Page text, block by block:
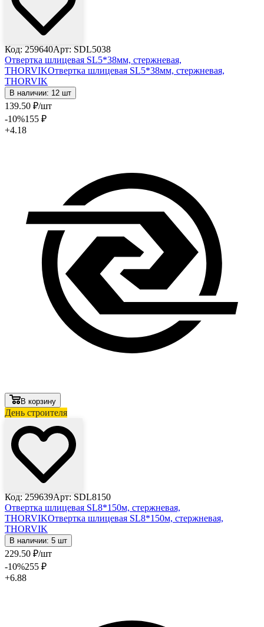
Код: 259640Арт: SDL5038
Отвертка шлицевая SL5*38мм, стержневая,
THORVIKОтвертка шлицевая SL5*38мм, стержневая,
THORVIK
В наличии: 12 шт
139.50 ₽/шт
-10%155 ₽
+4.18
В корзину
День строителя
Код: 259639Арт: SDL8150
Отвертка шлицевая SL8*150м, стержневая,
THORVIKОтвертка шлицевая SL8*150м, стержневая,
THORVIK
В наличии: 5 шт
229.50 ₽/шт
-10%255 ₽
+6.88